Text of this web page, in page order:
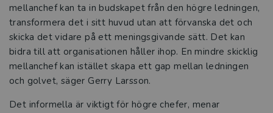
mellanchef kan ta in budskapet från den högre ledningen,
transformera det i sitt huvud utan att förvanska det och
skicka det vidare på ett meningsgivande sätt. Det kan
bidra till att organisationen håller ihop. En mindre skicklig
mellanchef kan istället skapa ett gap mellan ledningen
och golvet, säger Gerry Larsson.
Det informella är viktigt för högre chefer, menar